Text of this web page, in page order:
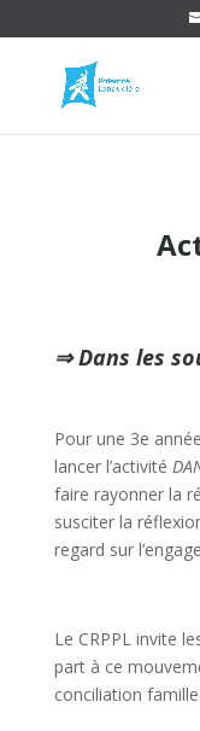
⇒ Dans les
Pour une 3e
lancer l’activité
faire rayonner la
susciter la
regard sur
Le CRPPL invite
part à ce
conciliation